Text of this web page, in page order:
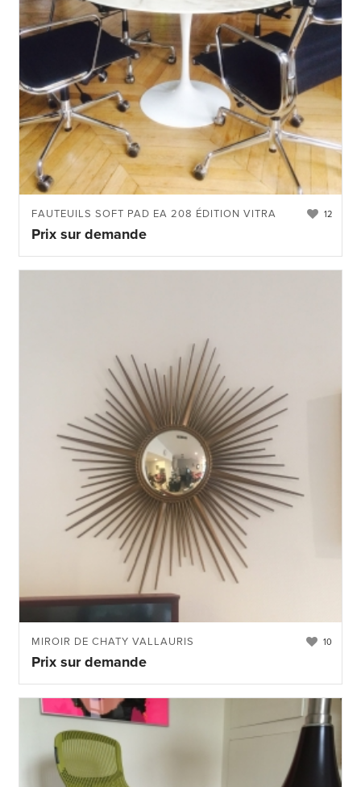
12
FAUTEUILS SOFT PAD EA 208 ÉDITION VITRA
Prix sur demande
10
MIROIR DE CHATY VALLAURIS
Prix sur demande